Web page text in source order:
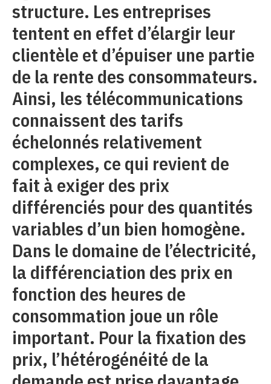
structure. Les entreprises
tentent en effet d’élargir leur
clientèle et d’épuiser une partie
de la rente des consommateurs.
Ainsi, les télécommunications
connaissent des tarifs
échelonnés relativement
complexes, ce qui revient de
fait à exiger des prix
différenciés pour des quantités
variables d’un bien homogène.
Dans le domaine de l’électricité,
la différenciation des prix en
fonction des heures de
consommation joue un rôle
important. Pour la fixation des
prix, l’hétérogénéité de la